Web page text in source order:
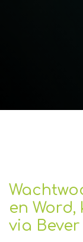
en Word,
via Bever